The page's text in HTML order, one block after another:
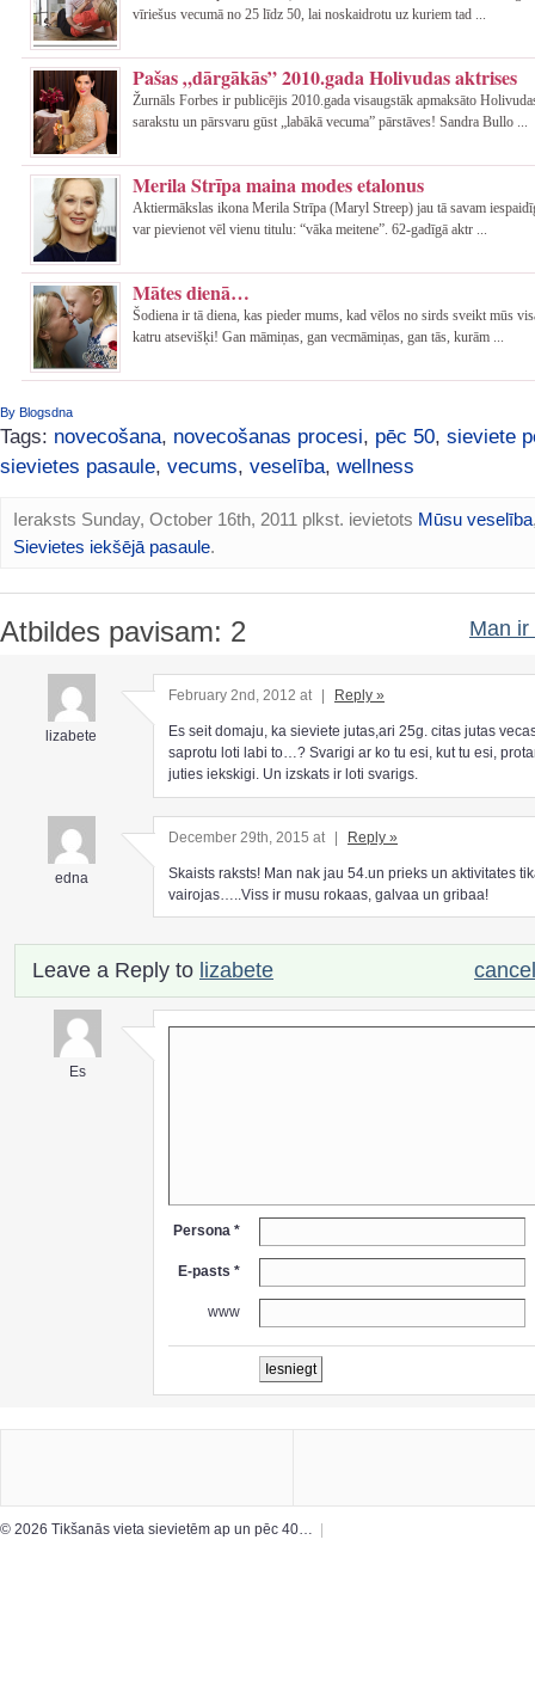
vīriešus vecumā no 25 līdz 50, lai noskaidrotu uz kuriem tad ...
Pašas „dārgākās” 2010.gada Holivudas aktrises
Žurnāls Forbes ir publicējis 2010.gada visaugstāk apmaksāto
sarakstu un pārsvaru gūst „labākā vecuma” pārstāves! Sandra Bullo ...
Merila Strīpa maina modes etalonus
Aktiermākslas ikona Merila Strīpa (Maryl Streep) jau tā savam
var pievienot vēl vienu titulu: “vāka meitene”. 62-gadīgā aktr ...
Mātes dienā…
Šodiena ir tā diena, kas pieder mums, kad vēlos no sirds sveikt mūs
katru atsevišķi! Gan māmiņas, gan vecmāmiņas, gan tās, kurām ...
By Blogsdna
Tags: novecošana, novecošanas procesi, pēc 50, sieviete
sievietes pasaule, vecums, veselība, wellness
Ieraksts Sunday, October 16th, 2011 plkst. ievietots Mūsu veselība
Sievietes iekšējā pasaule.
Atbildes pavisam: 2 Man ir
lizabete
February 2nd, 2012 at Reply »
Es seit domaju, ka sieviete jutas,ari 25g. citas jutas
saprotu loti labi to…? Svarigi ar ko tu esi, kut tu esi,
juties iekskigi. Un izskats ir loti svarigs.
edna
December 29th, 2015 at | Reply »
Skaists raksts! Man nak jau 54.un prieks un aktivitates
vairojas…..Viss ir musu rokaas, galvaa un gribaa!
Leave a Reply to lizabete
Es
Persona *
E-pasts *
www
© 2026 Tikšanās vieta sievietēm ap un pēc 40…